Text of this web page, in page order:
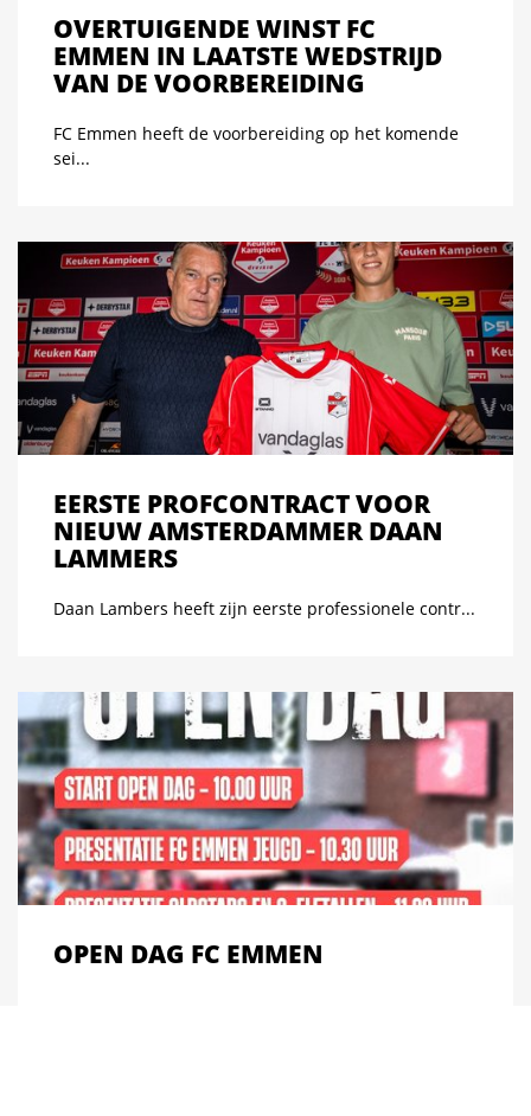
OVERTUIGENDE WINST FC
EMMEN IN LAATSTE WEDSTRIJD
VAN DE VOORBEREIDING
FC Emmen heeft de voorbereiding op het komende
sei...
EERSTE PROFCONTRACT VOOR
NIEUW AMSTERDAMMER DAAN
LAMMERS
Daan Lambers heeft zijn eerste professionele contr...
OPEN DAG FC EMMEN